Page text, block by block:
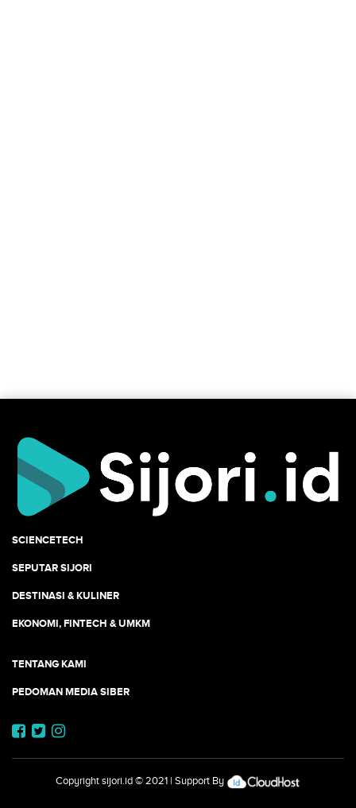
SCIENCETECH
SEPUTAR SIJORI
DESTINASI & KULINER
EKONOMI, FINTECH & UMKM
TENTANG KAMI
PEDOMAN MEDIA SIBER
Copyright sijori.id© 2021 | Support By